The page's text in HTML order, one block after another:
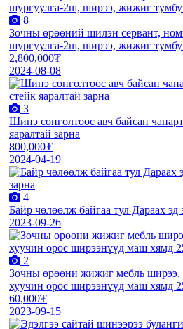
8
Зочны өрөөний шилэн сервант,
шургуулга-2ш, ширээ, жижиг
2,800,000₮
2024-08-08
3
Шинэ сонголтоос авч байсан
яаралтай зарна
800,000₮
2024-04-19
4
Байр чөлөөлж байгаа тул Дараах
2023-09-26
2
Зочны өрөөни жижиг мебль ширээ,
хуучин орос ширээнүүд маш хямд
60,000₮
2023-09-15